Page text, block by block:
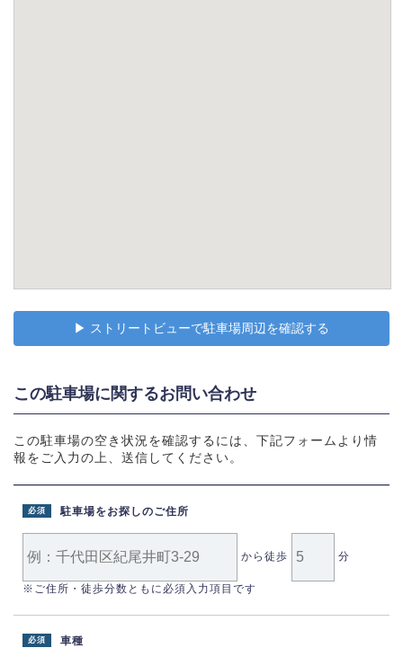
▶︎ ストリートビューで駐車場周辺を確認する
この駐車場に関するお問い合わせ
この駐車場の空き状況を確認するには、下記フォームより情
報をご入力の上、送信してください。
駐車場をお探しのご住所
必須
から徒歩 分
※ご住所・徒歩分数ともに必須入力項目です
車種
必須